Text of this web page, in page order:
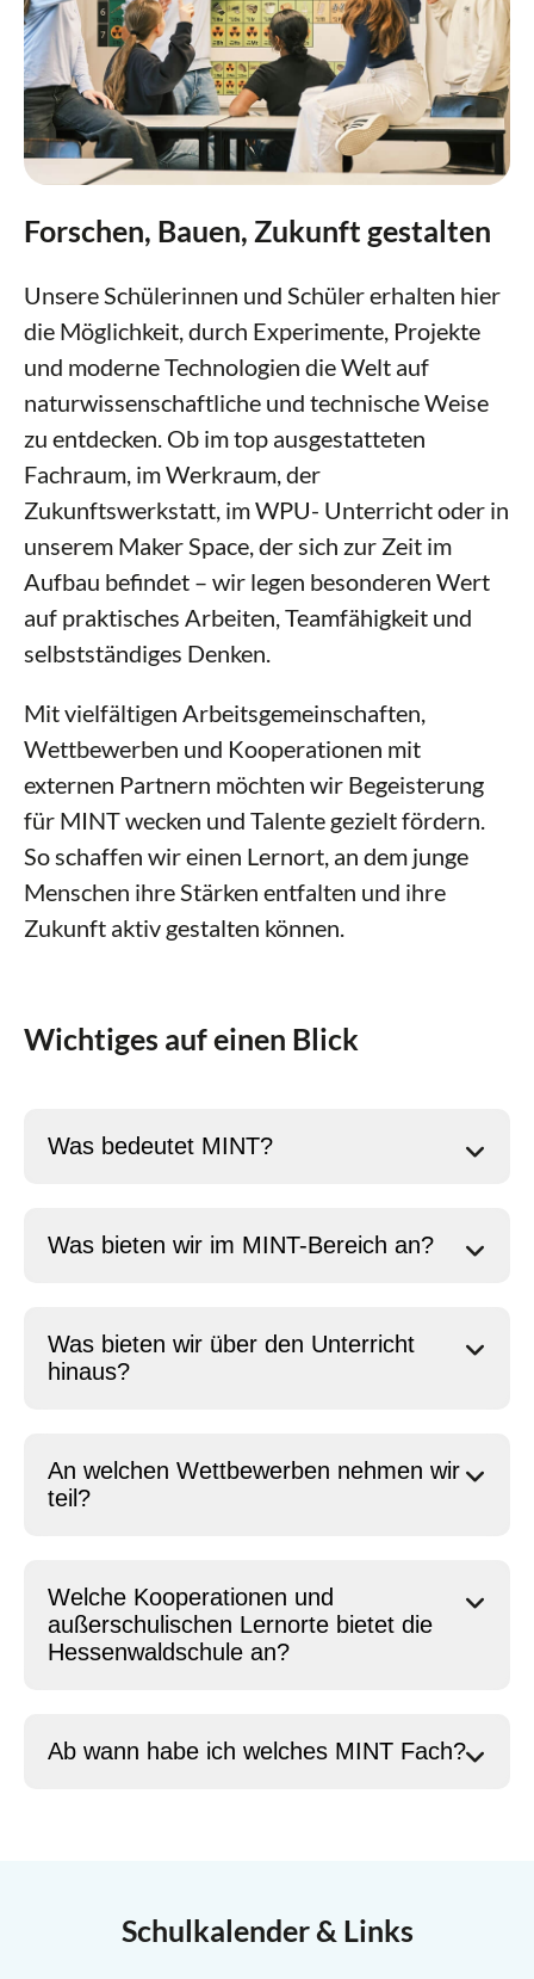
Forschen, Bauen, Zukunft gestalten
Unsere Schülerinnen und Schüler erhalten hier
die Möglichkeit, durch Experimente, Projekte
und moderne Technologien die Welt auf
naturwissenschaftliche und technische Weise
zu entdecken. Ob im top ausgestatteten
Fachraum, im Werkraum, der
Zukunftswerkstatt, im WPU- Unterricht oder in
unserem Maker Space, der sich zur Zeit im
Aufbau befindet – wir legen besonderen Wert
auf praktisches Arbeiten, Teamfähigkeit und
selbstständiges Denken.
Mit vielfältigen Arbeitsgemeinschaften,
Wettbewerben und Kooperationen mit
externen Partnern möchten wir Begeisterung
für MINT wecken und Talente gezielt fördern.
So schaffen wir einen Lernort, an dem junge
Menschen ihre Stärken entfalten und ihre
Zukunft aktiv gestalten können.
Wichtiges auf einen Blick
Was bedeutet MINT?
Was bieten wir im MINT-Bereich an?
Was bieten wir über den Unterricht
hinaus?
An welchen Wettbewerben nehmen wir
teil?
Welche Kooperationen und
außerschulischen Lernorte bietet die
Hessenwaldschule an?
Ab wann habe ich welches MINT Fach?
Schulkalender & Links